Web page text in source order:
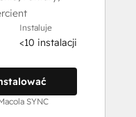
Instaluje
<10 instalacji
SYNC